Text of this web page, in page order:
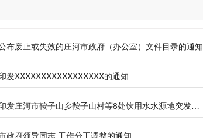
废止或失效的庄河市政府（办公室）文件目录的通知
XXXXXXXXXXXXXXXXX的通知
庄政办发〔2023〕34号｜庄河市人民政府办公室关于印发庄河市鞍子山乡鞍子山村等8处饮用水水源地突发环境事件应急预案的通知
政府领导同志 工作分工调整的通知